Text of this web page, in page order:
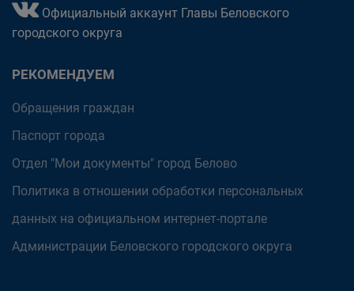
Официальный аккаунт Главы Беловского
городского округа
РЕКОМЕНДУЕМ
Обращения граждан
Паспорт города
Отдел "Мои документы" город Белово
Политика в отношении обработки персональных
данных на официальном интернет-портале
Администрации Беловского городского округа